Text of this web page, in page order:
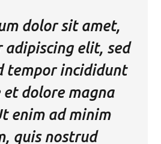
dolor sit amet,
adipiscing elit, sed
tempor incididunt
dolore magna
enim ad minim
quis nostrud